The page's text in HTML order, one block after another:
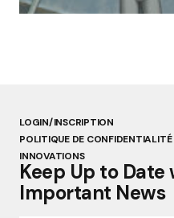
par Lucie Dubois 18 mars 2025
LOGIN/INSCRIPTION
POLITIQUE DE
INNOVATIONS
Keep Up to
Important News